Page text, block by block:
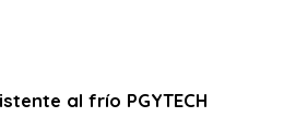
al frío PGYTECH